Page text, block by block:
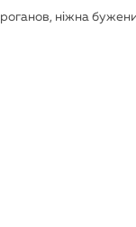
ніжна